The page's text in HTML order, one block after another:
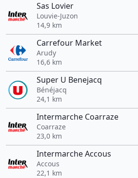
Sas Lovier
Louvie-Juzon
14,9 km
Carrefour Market
Arudy
16,6 km
Super U Benejacq
Bénéjacq
24,1 km
Intermarche Coarraze
Coarraze
23,0 km
Intermarche Accous
Accous
22,1 km